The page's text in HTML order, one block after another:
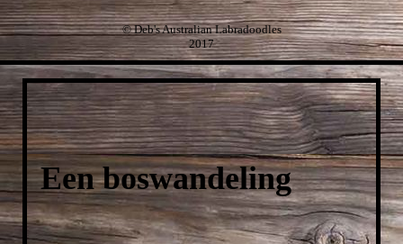
© Deb's Australian Labradoodles
2017
Een boswandeling